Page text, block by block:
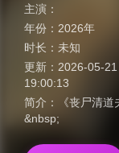
主演：
年份： 2026年
时长： 未知
更新： 2026-05-21
19:00:13
简介：
《丧尸清
&nbsp;